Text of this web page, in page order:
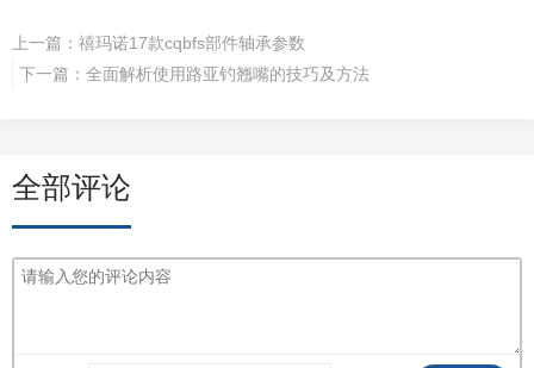
上一篇： 禧玛诺17款cqbfs部件轴承参数
下一篇： 全面解析使用路亚钓翘嘴的技巧及方法
全部评论